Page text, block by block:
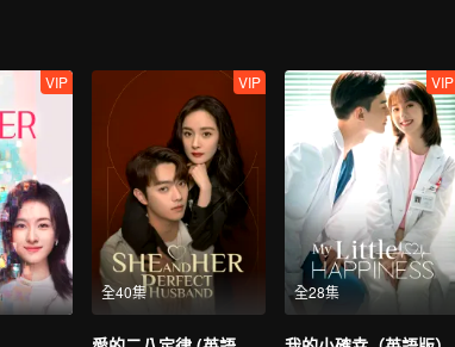
VIP
全40集
VIP
全28集
VIP